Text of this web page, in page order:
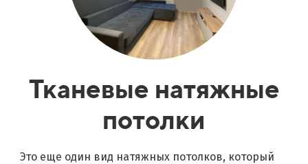
Тканевые натяжные
потолки
Это еще один вид натяжных потолков, который